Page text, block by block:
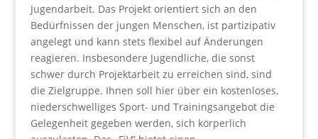
Jugendarbeit. Das Projekt orientiert sich an den
Bedürfnissen der jungen Menschen, ist partizipativ
angelegt und kann stets flexibel auf Änderungen
reagieren. Insbesondere Jugendliche, die sonst
schwer durch Projektarbeit zu erreichen sind, sind
die Zielgruppe. Ihnen soll hier über ein kostenloses,
niederschwelliges Sport- und Trainingsangebot die
Gelegenheit gegeben werden, sich körperlich